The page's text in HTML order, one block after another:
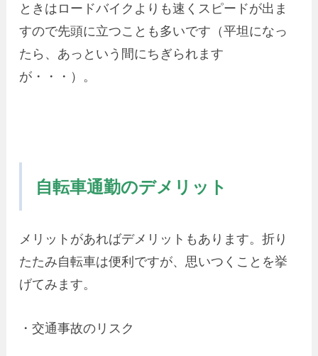
ときはロードバイクよりも速くスピードが出ま
すので先頭に立つことも多いです（平坦になっ
たら、あっという間にちぎられます
が・・・）。
自転車通勤のデメリット
メリットがあればデメリットもあります。折り
たたみ自転車は便利ですが、思いつくことを挙
げてみます。
・交通事故のリスク